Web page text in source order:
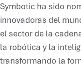
Symbotic ha sido
innovadoras del
el sector de la
la robótica y la
transformando la